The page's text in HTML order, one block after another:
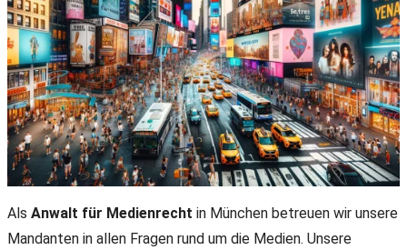
Als Anwalt für Medienrecht in München betreuen wir unsere
Mandanten in allen Fragen rund um die Medien. Unsere